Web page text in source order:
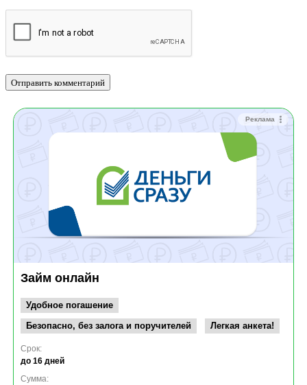
Реклама
Займ онлайн
Удобное погашение
Безопасно, без залога и поручителей
Легкая анкета!
Срок:
до 16 дней
Сумма: